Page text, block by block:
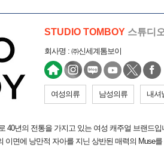
STUDIO TOMBOY 스튜디
회사명 : ㈜신세계톰보이
여성의류 남성의류 내셔
40년의 전통을 가지고 있는 여성 캐주얼 브랜드
이면에 낭만적 자아를 지닌 상반된 매력의 Muse